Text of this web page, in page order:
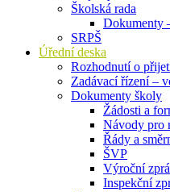
Školská rada
Dokumenty
SRPŠ
Úřední deska
Rozhodnutí o
Zadávací řízení –
Dokumenty školy
Žádosti a
Návody pro
Řády a
ŠVP
Výroční
Inspekční